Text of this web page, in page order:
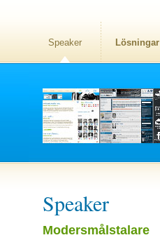
Speaker Lösningar
Speaker
Modersmålstalare